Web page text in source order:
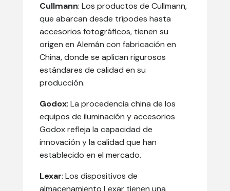
Cullmann: Los productos de Cullmann,
que abarcan desde trípodes hasta
accesorios fotográficos, tienen su
origen en Alemán con fabricación en
China, donde se aplican rigurosos
estándares de calidad en su
producción.
Godox: La procedencia china de los
equipos de iluminación y accesorios
Godox refleja la capacidad de
innovación y la calidad que han
establecido en el mercado.
Lexar: Los dispositivos de
almacenamiento Lexar tienen una